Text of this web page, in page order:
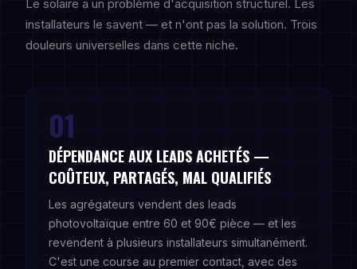
Le solaire a un problème d'acquisition structurel. Les
installateurs le savent — et n'ont pas la solution. Trois
douleurs universelles dans cette niche.
01
DÉPENDANCE AUX LEADS ACHETÉS —
COÛTEUX, PARTAGÉS, MAL QUALIFIÉS
Les agrégateurs vendent des leads
photovoltaïque entre 60 et 90€ pièce — et les
revendent à plusieurs installateurs simultanément.
C'est une course au premier contact, avec des